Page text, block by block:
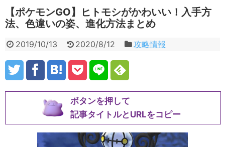
【ポケモンGO】ヒトモシがかわいい！入手方
法、色違いの姿、進化方法まとめ
2019/10/13 2020/8/12 攻略情報
ボタンを押して
記事タイトルとURLをコピー